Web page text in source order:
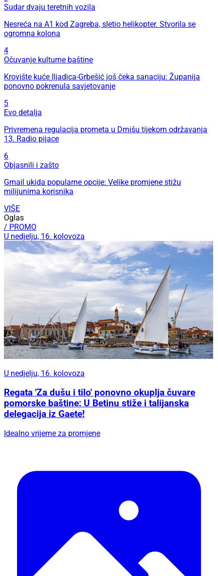
Sudar dvaju teretnih vozila
Nesreća na A1 kod Zagreba, sletio helikopter. Stvorila se
ogromna kolona
4
Očuvanje kulturne baštine
Krovište kuće Iljadica-Grbešić još čeka sanaciju: Županija
ponovno pokrenula savjetovanje
5
Evo detalja
Privremena regulacija prometa u Drnišu tijekom održavanja
13. Radio pijace
6
Objasnili i zašto
Gmail ukida popularne opcije: Velike promjene stižu
milijunima korisnika
VIŠE
Oglas
/ PROMO
U nedjelju, 16. kolovoza
U nedjelju, 16. kolovoza
Regata 'Za dušu i tilo' ponovno okuplja čuvare
pomorske baštine: U Betinu stiže i talijanska
delegacija iz Gaete!
Idealno vrijeme za promjene